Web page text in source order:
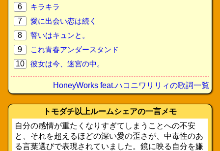
6
キラキラ
7
愛に出会い恋は続く
8
誓いはキュンと。
9
これ青春アンダースタンド
10
彼女は今、迷宮の中。
HoneyWorks feat.ハコニワリリィの歌詞一覧
トモダチ以上ルームシェアの一言メモ
自分の感情が重たくなりすぎてしまうことへの不安
と、それを超えるほどの深い愛の歪さが、中毒性のあ
る言葉選びで表現されていました。鏡に映る自分を嫌